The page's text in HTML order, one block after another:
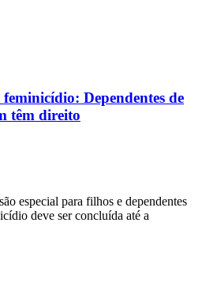
Dependentes de
têm direito
especial para filhos e dependentes
deve ser concluída até a